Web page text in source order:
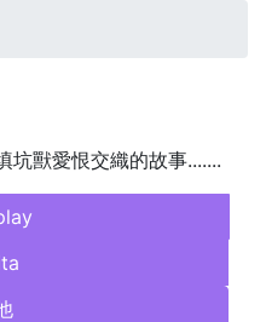
坑獸愛恨交織的故事.......